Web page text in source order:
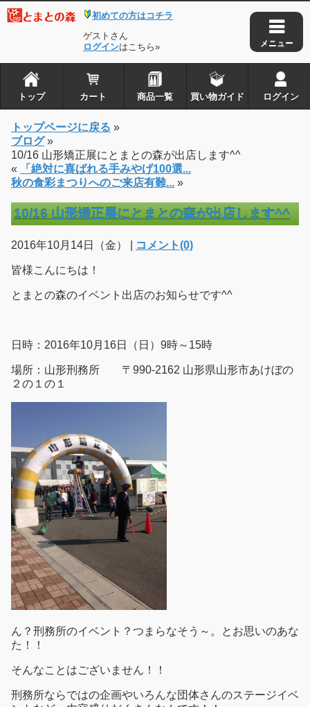
初めての方はコチラ
ゲストさん
ログインはこちら»
トップ カート 商品一覧 買い物ガイド ログイン
トップページに戻る »
ブログ»
10/16 山形矯正展にとまとの森が出店します^^
«
「絶対に喜ばれる手みやげ100選...
秋の食彩まつりへのご来店有難... »
10/16 山形矯正展にとまとの森が出店します^^
2016年10月14日（金） | コメント(0)
皆様こんにちは！
とまとの森のイベント出店のお知らせです^^
日時：2016年10月16日（日）9時～15時
場所：山形刑務所 〒990-2162 山形県山形市あけぼの
２の１の１
ん？刑務所のイベント？つまらなそう～。とお思いのあな
た！！
そんなことはございません！！
刑務所ならではの企画やいろんな団体さんのステージイベ